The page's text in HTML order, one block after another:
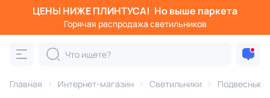
ЦЕНЫ НИЖЕ ПЛИНТУСА! Но выше паркета
Горячая распродажа светильников
Главная Интернет-магазин Светильники Подвесные